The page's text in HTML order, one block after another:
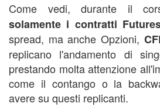
Come vedi, durante il
solamente i contratti
spread, ma anche Opzioni,
replicano l'andamento di
prestando molta attenzione
come il contango o la
avere su questi replicanti.